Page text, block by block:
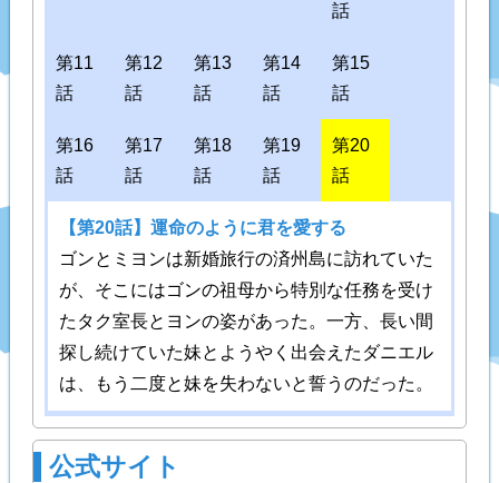
話
第11
話
第12
話
第13
話
第14
話
第15
話
第16
話
第17
話
第18
話
第19
話
第20
話
【第20話】運命のように君を愛する
ゴンとミヨンは新婚旅行の済州島に訪れていた
が、そこにはゴンの祖母から特別な任務を受け
たタク室長とヨンの姿があった。一方、長い間
探し続けていた妹とようやく出会えたダニエル
は、もう二度と妹を失わないと誓うのだった。
公式サイト